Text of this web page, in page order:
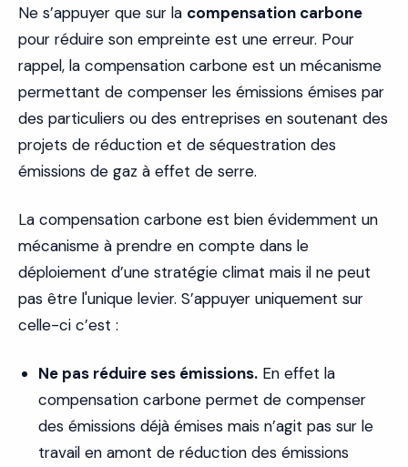
Ne s’appuyer que sur la compensation carbone
pour réduire son empreinte est une erreur. Pour
rappel, la compensation carbone est un mécanisme
permettant de compenser les émissions émises par
des particuliers ou des entreprises en soutenant des
projets de réduction et de séquestration des
émissions de gaz à effet de serre.
La compensation carbone est bien évidemment un
mécanisme à prendre en compte dans le
déploiement d’une stratégie climat mais il ne peut
pas être l'unique levier. S’appuyer uniquement sur
celle-ci c’est :
Ne pas réduire ses émissions. En effet la
compensation carbone permet de compenser
des émissions déjà émises mais n’agit pas sur le
travail en amont de réduction des émissions